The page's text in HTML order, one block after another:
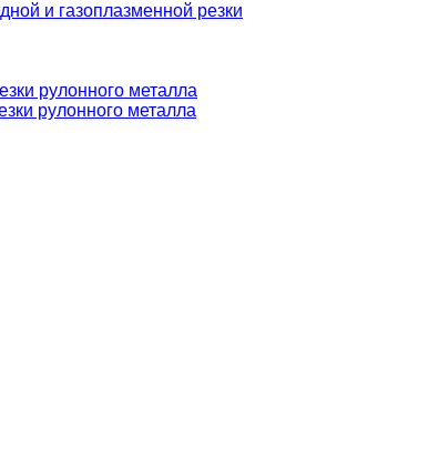
и газоплазменной резки
рулонного металла
рулонного металла